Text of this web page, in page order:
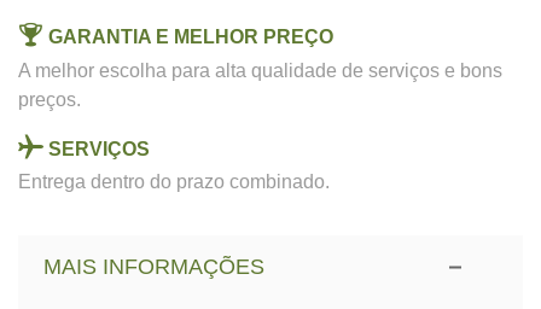
GARANTIA E MELHOR PREÇO
A melhor escolha para alta qualidade de serviços e bons
preços.
SERVIÇOS
Entrega dentro do prazo combinado.
MAIS INFORMAÇÕES